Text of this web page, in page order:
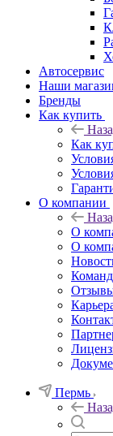
Автосервис
Наши
Бренды
Как купить
Как
О компании
О
О
Пермь